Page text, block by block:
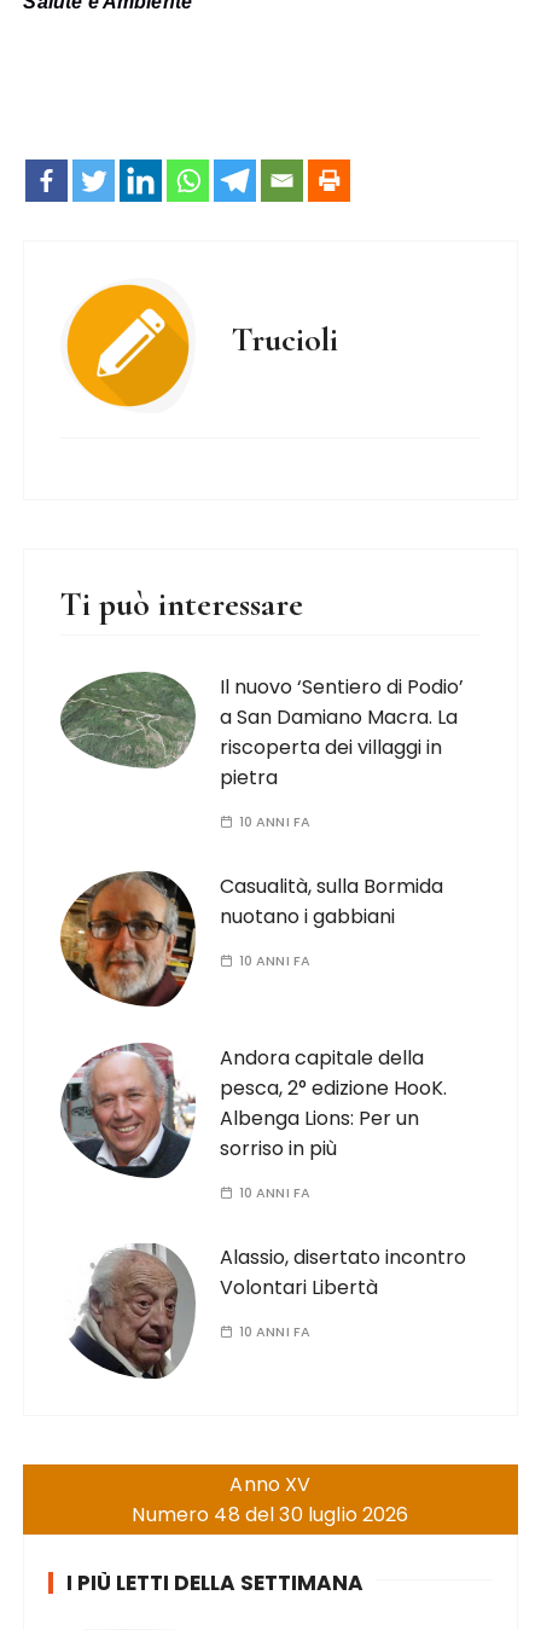
Trucioli
Ti può interessare
Il nuovo ‘Sentiero di Podio’
a San Damiano Macra. La
riscoperta dei villaggi in
pietra
10 ANNI FA
Casualità, sulla Bormida
nuotano i gabbiani
10 ANNI FA
Andora capitale della
pesca, 2° edizione HooK.
Albenga Lions: Per un
sorriso in più
10 ANNI FA
Alassio, disertato incontro
Volontari Libertà
10 ANNI FA
Anno XV
Numero 48 del 30 luglio 2026
I PIÙ LETTI DELLA SETTIMANA